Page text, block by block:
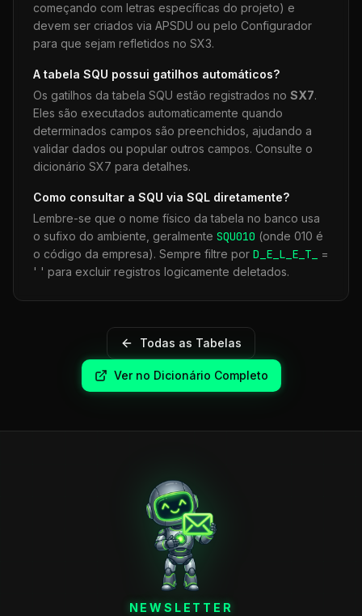
começando com letras específicas do projeto) e
devem ser criados via APSDU ou pelo Configurador
para que sejam refletidos no SX3.
A tabela SQU possui gatilhos automáticos?
Os gatilhos da tabela SQU estão registrados no SX7.
Eles são executados automaticamente quando
determinados campos são preenchidos, ajudando a
validar dados ou popular outros campos. Consulte o
dicionário SX7 para detalhes.
Como consultar a SQU via SQL diretamente?
Lembre-se que o nome físico da tabela no banco usa
o sufixo do ambiente, geralmente SQU010 (onde 010 é
o código da empresa). Sempre filtre por D_E_L_E_T_
=
' ' para excluir registros logicamente deletados.
Todas as Tabelas
Ver no Dicionário Completo
NEWSLETTER